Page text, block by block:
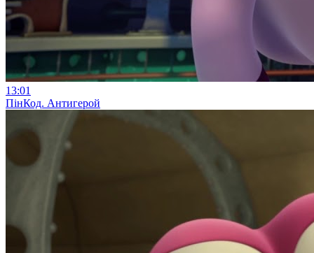
13:01
ПінКод. Антигерой